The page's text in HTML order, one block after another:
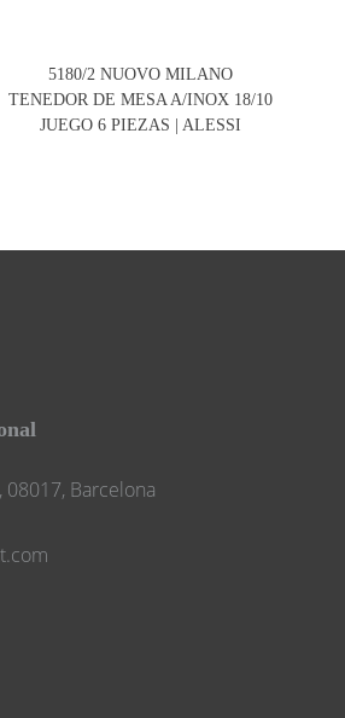
5180/2 NUOVO MILANO
TENEDOR DE MESA A/INOX 18/10
JUEGO 6 PIEZAS | ALESSI
08017, Barcelona